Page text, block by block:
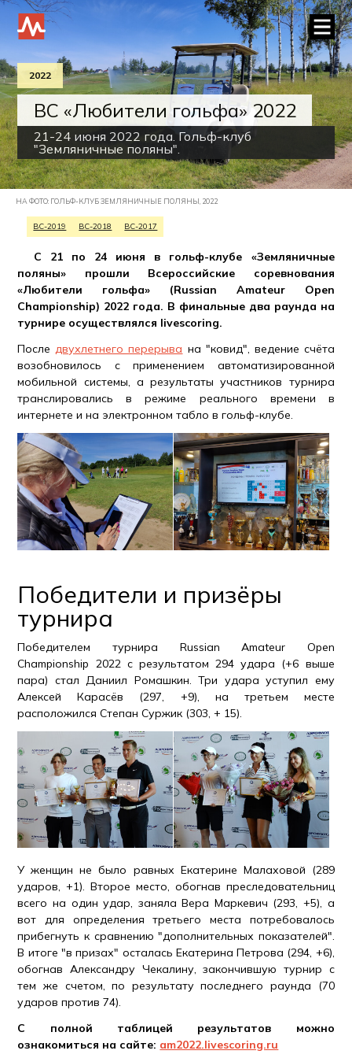
2022
ВС «Любители гольфа» 2022
21-24 июня 2022 года. Гольф-клуб
"Земляничные поляны".
НА ФОТО: ГОЛЬФ-КЛУБ ЗЕМЛЯНИЧНЫЕ ПОЛЯНЫ, 2022
ВС-2019 ВС-2018 ВС-2017
С 21 по 24 июня в гольф-клубе «Земляничные
поляны» прошли Всероссийские соревнования
«Любители гольфа» (Russian Amateur Open
Championship) 2022 года. В финальные два раунда на
турнире осуществлялся livescoring.
Последвухлетнего перерыва на "ковид", ведение счёта
возобновилось с применением автоматизированной
мобильной системы, а результаты участников турнира
транслировались в режиме реального времени в
интернете и на электронном табло в гольф-клубе.
Победители и призёры
турнира
Победителем турнира Russian Amateur Open
Championship 2022 с результатом 294 удара (+6 выше
пара) стал Даниил Ромашкин. Три удара уступил ему
Алексей Карасёв (297, +9), на третьем месте
расположился Степан Суржик (303, + 15).
У женщин не было равных Екатерине Малаховой (289
ударов, +1). Второе место, обогнав преследовательниц
всего на один удар, заняла Вера Маркевич (293, +5), а
вот для определения третьего места потребовалось
прибегнуть к сравнению "дополнительных показателей".
В итоге "в призах" осталась Екатерина Петрова (294, +6),
обогнав Александру Чекалину, закончившую турнир с
тем же счетом, по результату последнего раунда (70
ударов против 74).
С полной таблицей результатов можно
ознакомиться на сайте: am2022.livescoring.ru